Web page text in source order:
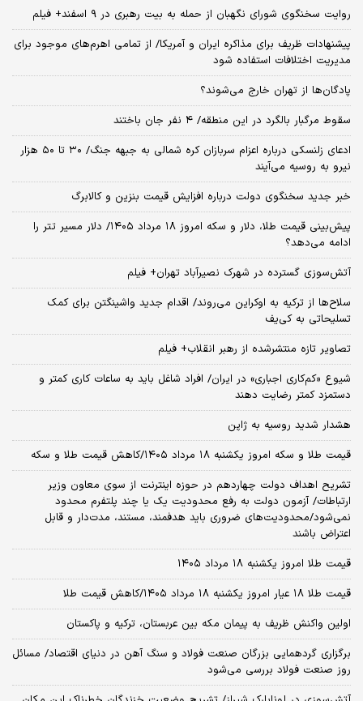
روایت سخنگوی شورای نگهبان از حمله به بیت رهبری در ۹ اسفند+ فیلم
پیشنهادات ظریف برای مذاکره ایران و آمریکا/ از تمامی اهرم‌های موجود برای
مدیریت اختلافات استفاده شود
پادگان‌ها از تهران خارج می‌شوند؟
سقوط مرگبار بالگرد در این منطقه/ ۴ نفر جان باختند
ادعای زلنسکی درباره اعزام سربازان کره شمالی به جبهه جنگ/ ۳۰ تا ۵۰ هزار
نیرو به روسیه می‌آیند
خبر جدید سخنگوی دولت درباره افزایش قیمت بنزین و کالابرگ
پیش‌بینی قیمت طلا، دلار و سکه امروز ۱۸ مرداد ۱۴۰۵/ دلار مسیر تتر را
ادامه می‌دهد؟
آتش‌سوزی گسترده در شهرک نصیرآباد تهران+ فیلم
سلاح‌ها از ترکیه به اوکراین می‌روند/ اقدام جدید واشینگتن برای کمک
تسلیحاتی به کی‌یف
تصاویر تازه منتشرشده از رهبر انقلاب+ فیلم
شیوع «کم‌کاری اجباری» در ایران/ افراد شاغل باید به ساعات کاری کمتر و
دستمزد کمتر رضایت دهند
هشدار شدید روسیه به ژاپن
قیمت طلا و سکه امروز یکشنبه ۱۸ مرداد ۱۴۰۵/کاهش قیمت طلا و سکه
تشریح اهداف دولت چهاردهم در حوزه اینترنت از سوی معاون وزیر
ارتباطات/ آزمون دولت به رفع محدودیت یک یا چند پلتفرم محدود
نمی‌‎شود/محدودیت‌های ضروری باید هدفمند، مستند، مدت‌دار و قابل
اعتراض باشند
قیمت طلا امروز یکشنبه ۱۸ مرداد ۱۴۰۵
قیمت طلا ۱۸ عیار امروز یکشنبه ۱۸ مرداد ۱۴۰۵/کاهش قیمت طلا
اولین واکنش ظریف به پیمان مکه بین عربستان، ترکیه و پاکستان
برگزاری گردهمایی بزرگان صنعت فولاد و سنگ آهن در دنیای اقتصاد/ مسائل
روز صنعت فولاد بررسی می‌شود